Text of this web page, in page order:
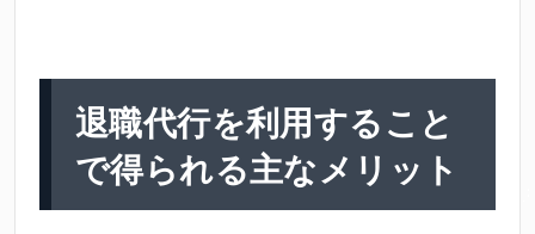
退職代行を利用すること
で得られる主なメリット